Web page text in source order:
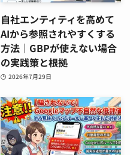
自社エンティティを高めて
AIから参照されやすくする
方法｜GBPが使えない場合
の実践策と根拠
2026年7月29日